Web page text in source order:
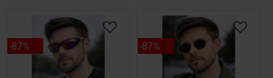
87% 87%